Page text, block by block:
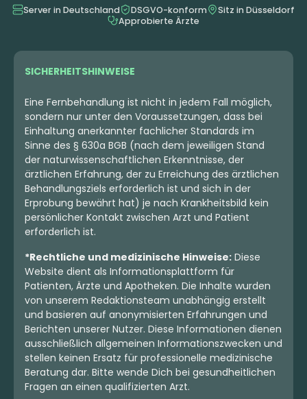
Server in Deutschland DSGVO-konform
Sitz in Düsseldorf
Approbierte Ärzte
SICHERHEITSHINWEISE
Eine Fernbehandlung ist nicht in jedem Fall möglich,
sondern nur unter den Voraussetzungen, dass bei
Einhaltung anerkannter fachlicher Standards im
Sinne des § 630a BGB (nach dem jeweiligen Stand
der naturwissenschaftlichen Erkenntnisse, der
ärztlichen Erfahrung, der zu Erreichung des ärztlichen
Behandlungsziels erforderlich ist und sich in der
Erprobung bewährt hat) je nach Krankheitsbild kein
persönlicher Kontakt zwischen Arzt und Patient
erforderlich ist.
*Rechtliche und medizinische Hinweise: Diese
Website dient als Informationsplattform für
Patienten, Ärzte und Apotheken. Die Inhalte wurden
von unserem Redaktionsteam unabhängig erstellt
und basieren auf anonymisierten Erfahrungen und
Berichten unserer Nutzer. Diese Informationen dienen
ausschließlich allgemeinen Informationszwecken und
stellen keinen Ersatz für professionelle medizinische
Beratung dar. Bitte wende Dich bei gesundheitlichen
Fragen an einen qualifizierten Arzt.